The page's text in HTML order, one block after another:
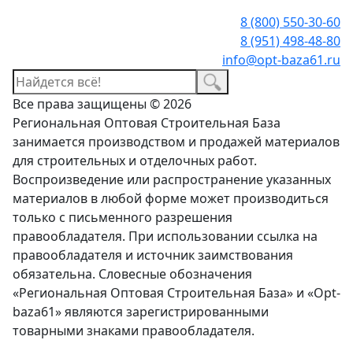
8 (800) 550-30-60
8 (951) 498-48-80
info@opt-baza61.ru
Все права защищены © 2026
Региональная Оптовая Строительная База
занимается производством и продажей материалов
для строительных и отделочных работ.
Воспроизведение или распространение указанных
материалов в любой форме может производиться
только с письменного разрешения
правообладателя. При использовании ссылка на
правообладателя и источник заимствования
обязательна. Словесные обозначения
«Региональная Оптовая Строительная База» и «Opt-
baza61» являются зарегистрированными
товарными знаками правообладателя.